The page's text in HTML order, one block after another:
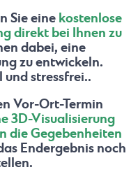
Sie eine kostenlose
direkt bei Ihnen zu
dabei, eine
zu entwickeln.
und stressfrei..
Vor-Ort-Termin
3D-Visualisierung
die Gegebenheiten
Endergebnis noch